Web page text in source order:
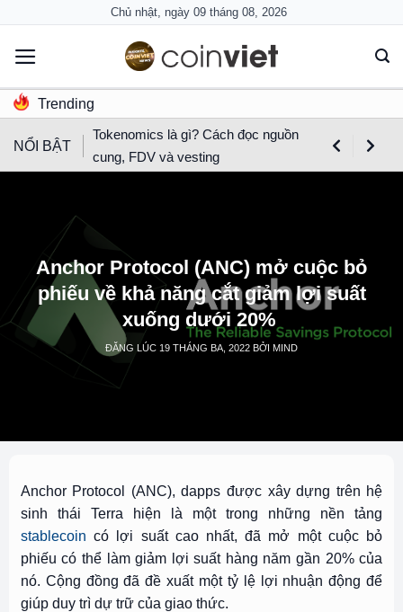
content
Chủ nhật, ngày 09 tháng 08, 2026
Trending
NỔI BẬT
Tokenomics là gì? Cách đọc nguồn
cung, FDV và vesting
Anchor Protocol (ANC) mở cuộc bỏ
phiếu về khả năng cắt giảm lợi suất
xuống dưới 20% ​​
ĐĂNG LÚC 19 THÁNG BA, 2022 BỞI MIND
Anchor Protocol (ANC), dapps được xây dựng trên hệ
sinh thái Terra hiện là một trong những nền tảng
stablecoin có lợi suất cao nhất, đã mở một cuộc bỏ
phiếu có thể làm giảm lợi suất hàng năm gần 20% của
nó. Cộng đồng đã đề xuất một tỷ lệ lợi nhuận động để
giúp duy trì dự trữ của giao thức.